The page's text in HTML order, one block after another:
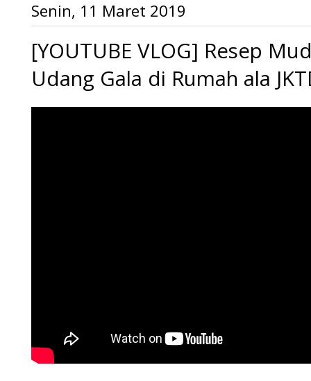
Senin, 11 Maret 2019
[YOUTUBE VLOG] Resep
Udang Gala di Rumah ala